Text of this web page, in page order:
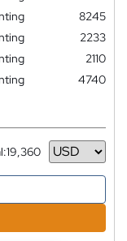
8245
2233
2110
4740
19,360